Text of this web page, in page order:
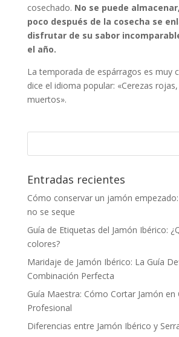
cosechado. No se puede
poco después de la cosecha se
disfrutar de su sabor
el año.
La temporada de espárragos es muy
dice el idioma popular: «Cerezas
muertos».
Entradas recientes
Cómo conservar un jamón
no se seque
Guía de Etiquetas del Jamón Ibérico:
colores?
Maridaje de Jamón Ibérico: La Guía
Combinación Perfecta
Guía Maestra: Cómo Cortar Jamón en
Profesional
Diferencias entre Jamón Ibérico y